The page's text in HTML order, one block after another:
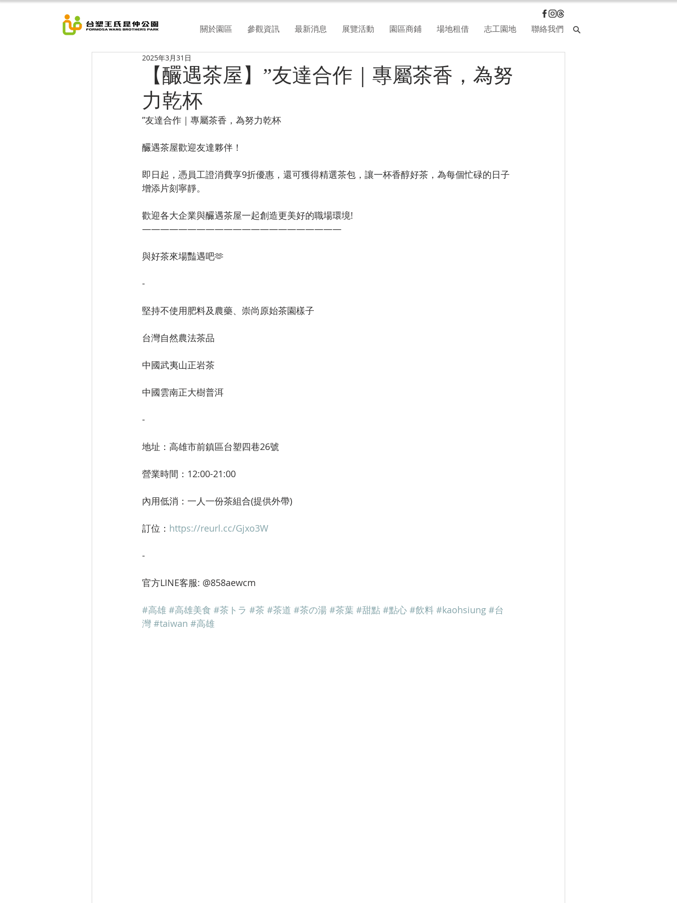
關於園區 參觀資訊 最新消息 展覽活動 園區商鋪 場地租借 志工園地 聯絡我們
【釅遇茶屋】”友達合作｜專屬茶香，為努
力乾杯
2025年3月31日
”友達合作｜專屬茶香，為努力乾杯
釅遇茶屋歡迎友達夥伴！
即日起，憑員工證消費享9折優惠，還可獲得精選茶包，讓一杯香醇好茶，為每個忙碌的日子
增添片刻寧靜。
歡迎各大企業與釅遇茶屋一起創造更美好的職場環境!
——————————————————————
與好茶來場豔遇吧🫶
-
堅持不使用肥料及農藥、崇尚原始茶園樣子
台灣自然農法茶品
中國武夷山正岩茶
中國雲南正大樹普洱
-
地址：高雄市前鎮區台塑四巷26號
營業時間：12:00-21:00
內用低消：一人一份茶組合(提供外帶)
訂位： https://reurl.cc/Gjxo3W
-
官方LINE客服: @858aewcm
#高雄 #高雄美食 #茶トラ #茶 #茶道 #茶の湯 #茶葉 #甜點 #點心 #飲料 #kaohsiung #台
灣 #taiwan #高雄